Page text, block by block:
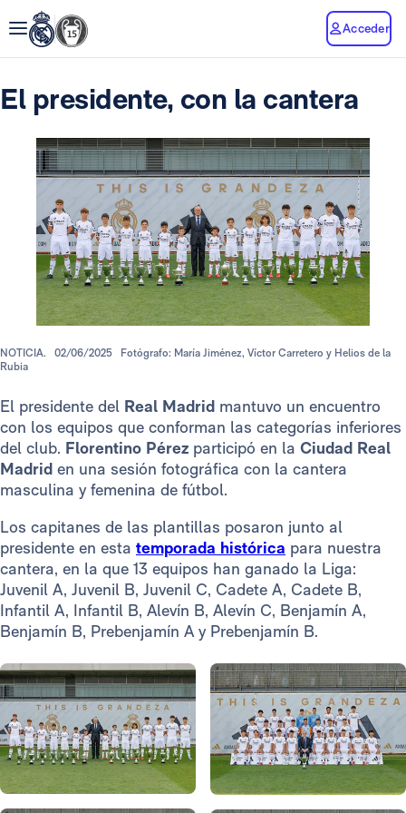
Acceder
El presidente, con la cantera
NOTICIA. 02/06/2025
Fotógrafo: María Jiménez, Víctor Carretero y Helios de la
Rubia
El presidente del Real Madrid mantuvo un encuentro
con los equipos que conforman las categorías inferiores
del club. Florentino Pérez participó en la Ciudad Real
Madrid en una sesión fotográfica con la cantera
masculina y femenina de fútbol.
Los capitanes de las plantillas posaron junto al
presidente en esta temporada histórica para nuestra
cantera, en la que 13 equipos han ganado la Liga:
Juvenil A, Juvenil B, Juvenil C, Cadete A, Cadete B,
Infantil A, Infantil B, Alevín B, Alevín C, Benjamín A,
Benjamín B, Prebenjamín A y Prebenjamín B.